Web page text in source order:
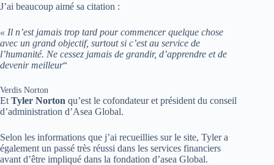
J’ai beaucoup aimé sa citation :
« Il n’est jamais trop tard pour commencer quelque chose
avec un grand objectif, surtout si c’est au service de
l’humanité. Ne cessez jamais de grandir, d’apprendre et de
devenir meilleur“
Verdis Norton
Et Tyler Norton qu’est le cofondateur et président du conseil
d’administration d’Asea Global.
Selon les informations que j’ai recueillies sur le site, Tyler a
également un passé très réussi dans les services financiers
avant d’être impliqué dans la fondation d’asea Global.